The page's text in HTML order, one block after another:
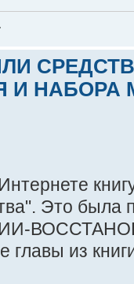
И НАБОРА
Это была
главы из